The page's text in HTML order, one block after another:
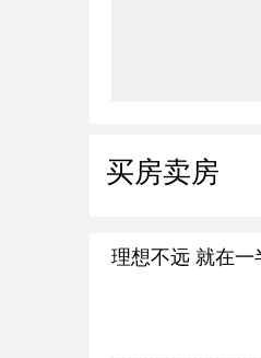
买房卖房
理想不远 就在